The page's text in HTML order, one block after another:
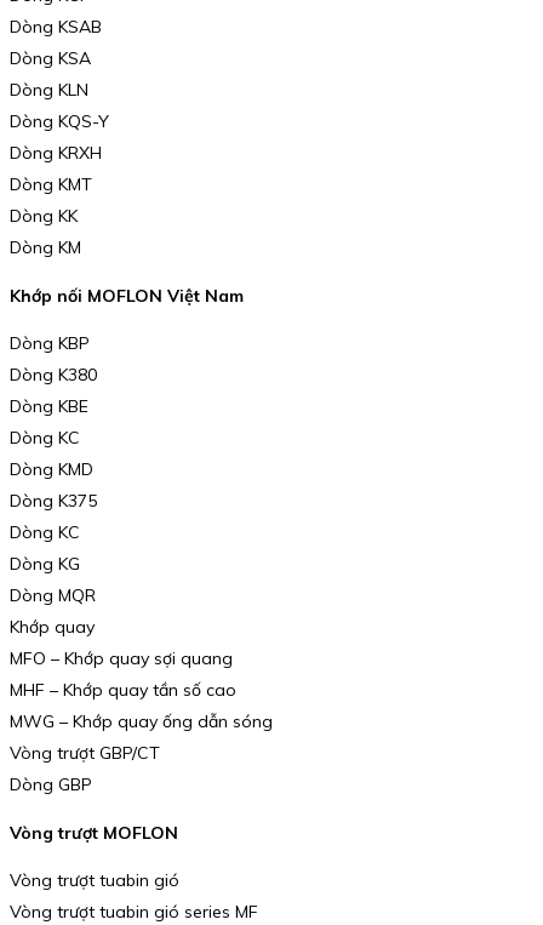
Dòng KSAB
Dòng KSA
Dòng KLN
Dòng KQS-Y
Dòng KRXH
Dòng KMT
Dòng KK
Dòng KM
Khớp nối MOFLON Việt Nam
Dòng KBP
Dòng K380
Dòng KBE
Dòng KC
Dòng KMD
Dòng K375
Dòng KC
Dòng KG
Dòng MQR
Khớp quay
MFO – Khớp quay sợi quang
MHF – Khớp quay tần số cao
MWG – Khớp quay ống dẫn sóng
Vòng trượt GBP/CT
Dòng GBP
Vòng trượt MOFLON
Vòng trượt tuabin gió
Vòng trượt tuabin gió series MF